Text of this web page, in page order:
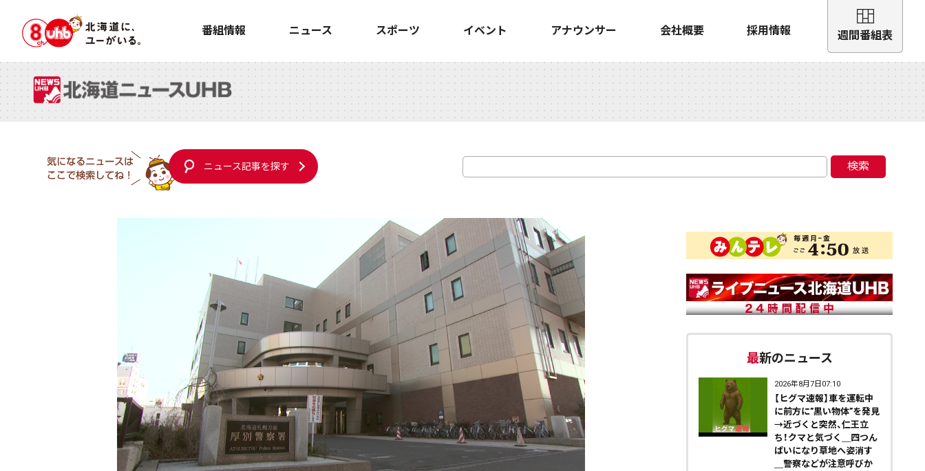
番組情報 ニュース スポーツ イベント アナウンサー 会社概要 採用情報 週間番組表
ニュース記事を探す 検索
最新のニュース
2026年8月7日07:10
【ヒグマ速報】車を運転中
に前方に”黒い物体”を発見
→近づくと突然、仁王立
ち！クマと気づく＿四つん
ばいになり草地へ姿消す
＿警察などが注意呼びか